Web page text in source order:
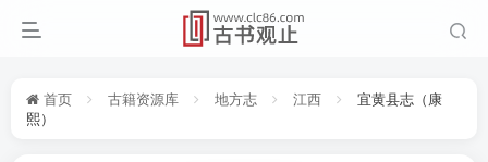
首页 古籍资源库 地方志 江西
宜黄县志（康
熙）